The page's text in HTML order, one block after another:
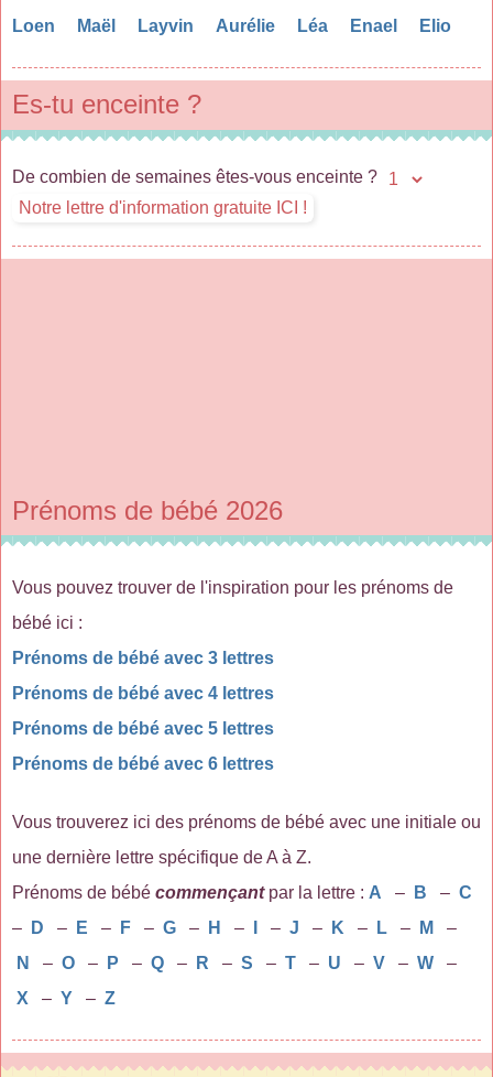
Loen Maël Layvin Aurélie Léa Enael Elio
Es-tu enceinte ?
De combien de semaines êtes-vous enceinte ?
Prénoms de bébé 2026
Vous pouvez trouver de l'inspiration pour les prénoms de
bébé ici :
Prénoms de bébé avec 3 lettres
Prénoms de bébé avec 4 lettres
Prénoms de bébé avec 5 lettres
Prénoms de bébé avec 6 lettres
Vous trouverez ici des prénoms de bébé avec une initiale ou
une dernière lettre spécifique de A à Z.
Prénoms de bébé commençantpar la lettre : A – B – C
–
D – E – F – G – H – – J – K – L – M
–
N
– O – P – Q – R – S – T – U – V – W
–
X
– Y – Z